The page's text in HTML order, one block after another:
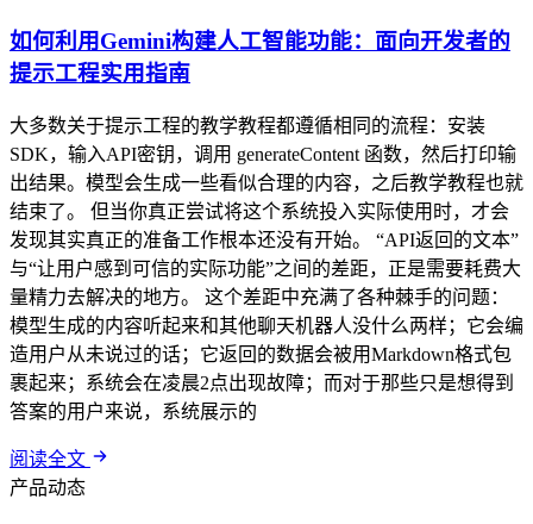
如何利用Gemini构建人工智能功能：面向开发者的
提示工程实用指南
大多数关于提示工程的教学教程都遵循相同的流程：安装
SDK，输入API密钥，调用 generateContent 函数，然后打印输
出结果。模型会生成一些看似合理的内容，之后教学教程也就
结束了。 但当你真正尝试将这个系统投入实际使用时，才会
发现其实真正的准备工作根本还没有开始。 “API返回的文本”
与“让用户感到可信的实际功能”之间的差距，正是需要耗费大
量精力去解决的地方。 这个差距中充满了各种棘手的问题：
模型生成的内容听起来和其他聊天机器人没什么两样；它会编
造用户从未说过的话；它返回的数据会被用Markdown格式包
裹起来；系统会在凌晨2点出现故障；而对于那些只是想得到
答案的用户来说，系统展示的
阅读全文
产品动态